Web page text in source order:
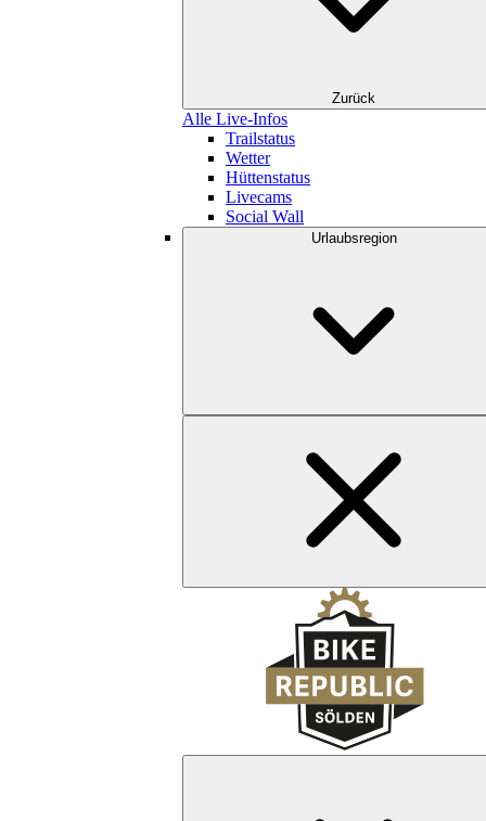
Zurück
Alle Live-Infos
Trailstatus
Wetter
Hüttenstatus
Livecams
Social Wall
Urlaubsregion